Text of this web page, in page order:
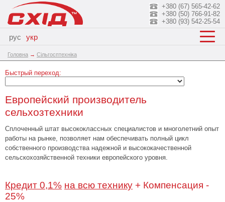
рус укр
+380 (67) 565-42-62
+380 (50) 766-91-82
+380 (93) 542-25-54
Головна → Сільгосптехніка
Быстрый переход:
Европейский производитель
сельхозтехники
Сплоченный штат высококлассных специалистов и многолетний опыт
работы на рынке, позволяет нам обеспечивать полный цикл
собственного производства надежной и высококачественной
сельскохозяйственной техники европейского уровня.
Кредит 0,1% на всю технику + Компенсация -
25%